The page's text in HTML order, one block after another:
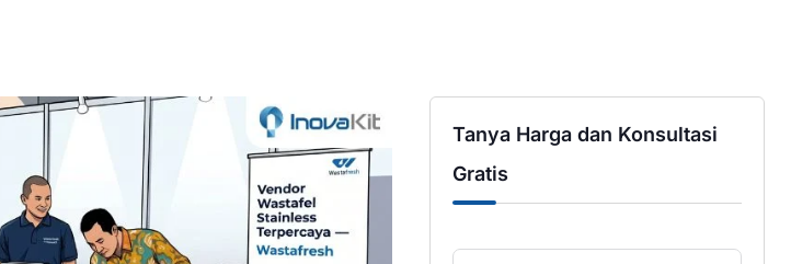
Tanya Harga dan Konsultasi
Gratis